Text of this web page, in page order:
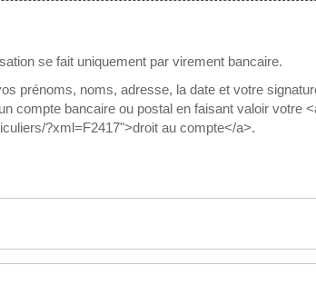
se fait uniquement par virement bancaire.
prénoms, noms, adresse, la date et votre
bancaire ou postal en faisant valoir votre
?xml=F2417">droit au compte</a>.